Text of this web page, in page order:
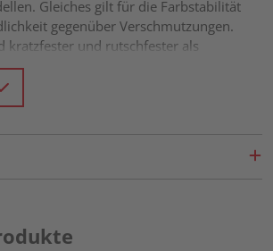
Gleiches gilt für die Farbstabilität
gegenüber Verschmutzungen.
kratzfester und rutschfester als
Bitte beachten Sie: Bei Komposit-
völlig typisch und können
schwanken.